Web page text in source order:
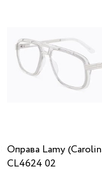
Оправа Lamy
CL4624 02